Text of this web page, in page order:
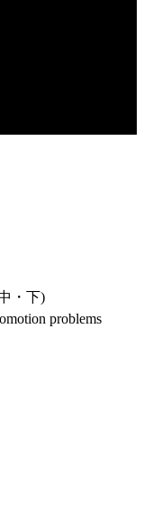
・下)
problems